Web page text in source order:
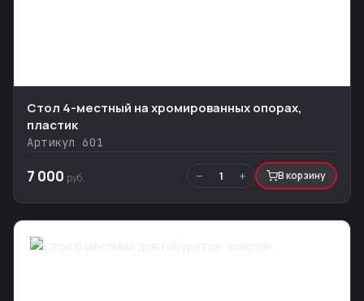
Стол 4-местный на хромированных опорах,
пластик
Артикул 601
7 000 руб. − 1 + В корзину